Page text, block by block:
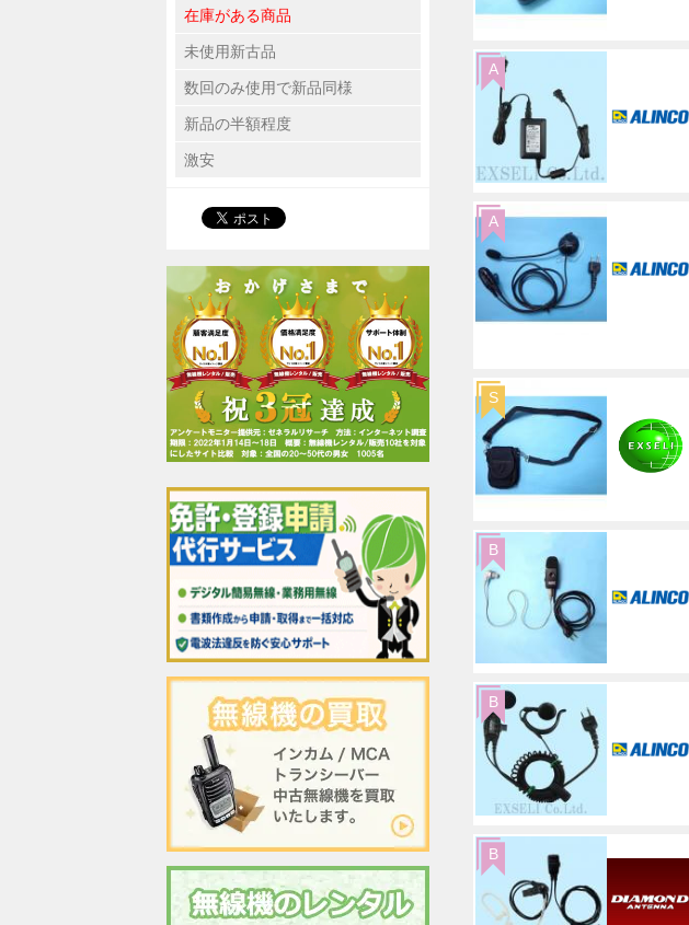
A
A
S
B
B
B
在庫がある商品
未使用新古品
数回のみ使用で新品同様
新品の半額程度
激安